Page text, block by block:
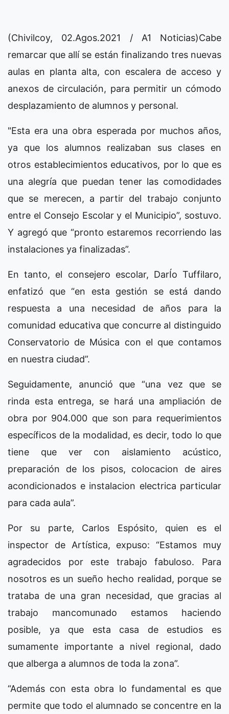
(Chivilcoy, 02.Agos.2021 / A1 Noticias)Cabe
remarcar que allí se están finalizando tres nuevas
aulas en planta alta, con escalera de acceso y
anexos de circulación, para permitir un cómodo
desplazamiento de alumnos y personal.
"Esta era una obra esperada por muchos años,
ya que los alumnos realizaban sus clases en
otros establecimientos educativos, por lo que es
una alegría que puedan tener las comodidades
que se merecen, a partir del trabajo conjunto
entre el Consejo Escolar y el Municipio”, sostuvo.
Y agregó que “pronto estaremos recorriendo las
instalaciones ya finalizadas”.
En tanto, el consejero escolar, DarÍo Tuffilaro,
enfatizó que “en esta gestión se está dando
respuesta a una necesidad de años para la
comunidad educativa que concurre al distinguido
Conservatorio de Música con el que contamos
en nuestra ciudad”.
Seguidamente, anunció que “una vez que se
rinda esta entrega, se hará una ampliación de
obra por 904.000 que son para requerimientos
específicos de la modalidad, es decir, todo lo que
tiene que ver con aislamiento acústico,
preparación de los pisos, colocacion de aires
acondicionados e instalacion electrica particular
para cada aula”.
Por su parte, Carlos Espósito, quien es el
inspector de Artística, expuso: “Estamos muy
agradecidos por este trabajo fabuloso. Para
nosotros es un sueño hecho realidad, porque se
trataba de una gran necesidad, que gracias al
trabajo mancomunado estamos haciendo
posible, ya que esta casa de estudios es
sumamente importante a nivel regional, dado
que alberga a alumnos de toda la zona”.
“Además con esta obra lo fundamental es que
permite que todo el alumnado se concentre en la